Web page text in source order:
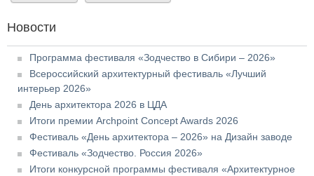
Новости
Программа фестиваля «Зодчество в Сибири – 2026»
Всероссийский архитектурный фестиваль «Лучший
интерьер 2026»
День архитектора 2026 в ЦДА
Итоги премии Archpoint Concept Awards 2026
Фестиваль «День архитектора – 2026» на Дизайн заводе
Фестиваль «Зодчество. Россия 2026»
Итоги конкурсной программы фестиваля «Архитектурное